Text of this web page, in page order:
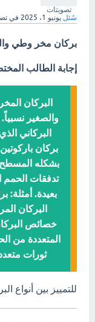
تصويتات
سُئل يونيو 1، 2025 في
بركان مخر وطي
إجابة الطالب
البركان
والصغير
البركاني
بركان
بشكله
تدفقات الحمم
بعيدة. أمثلة:
البركان
خصائص
المتعددة من
ثورات
للتمييز بين أنواع